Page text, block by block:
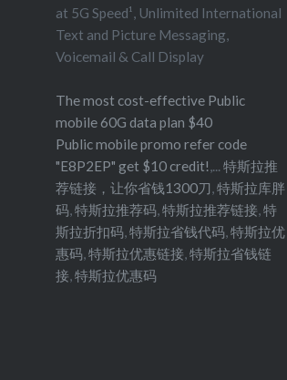
at 5G Speed¹, Unlimited International
Text and Picture Messaging,
Voicemail & Call Display
The most cost-effective Public
mobile 60G data plan $40
Public mobile promo refer code
"E8P2EP" get $10 credit!,... 特斯拉推
荐链接，让你省钱1300刀,特斯拉库胖
码,特斯拉推荐码,特斯拉推荐链接,特
斯拉折扣码,特斯拉省钱代码,特斯拉优
惠码,特斯拉优惠链接,特斯拉省钱链
接,特斯拉优惠码